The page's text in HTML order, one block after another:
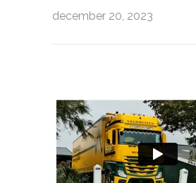
december 20, 2023